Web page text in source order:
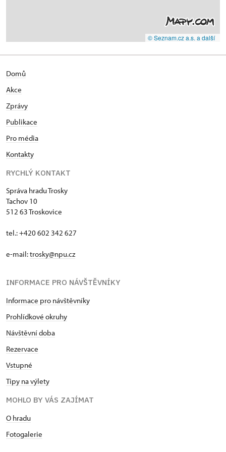
© Seznam.cz a.s. a další
Domů
Akce
Zprávy
Publikace
Pro média
Kontakty
RYCHLÝ KONTAKT
Správa hradu Trosky
Tachov 10
512 63 Troskovice
tel.: +420 602 342 627
e-mail:trosky@npu.cz
INFORMACE PRO NÁVŠTĚVNÍKY
Informace pro návštěvníky
Prohlídkové okruhy
Návštěvní doba
Rezervace
Vstupné
Tipy na výlety
MOHLO BY VÁS ZAJÍMAT
O hradu
Fotogalerie